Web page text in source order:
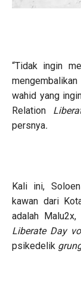
“Tidak ingin
wahid yang
Relation
persnya.
Kali ini,
kawan dari
adalah
Liberate Day
psikedelik